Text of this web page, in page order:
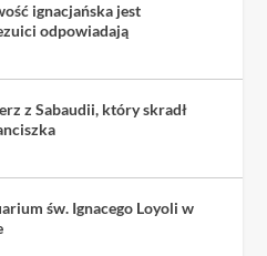
ignacjańska jest
odpowiadają
z Sabaudii, który skradł
św. Ignacego Loyoli w